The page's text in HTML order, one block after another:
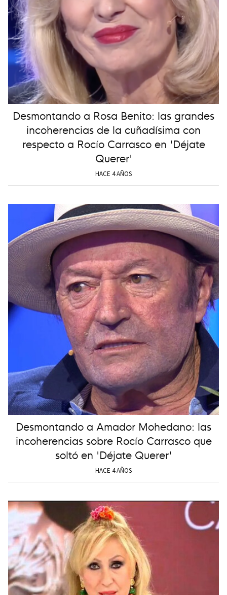
Desmontando a Rosa Benito: las grandes
incoherencias de la cuñadísima con
respecto a Rocío Carrasco en 'Déjate
Querer'
HACE 4 AÑOS
Desmontando a Amador Mohedano: las
incoherencias sobre Rocío Carrasco que
soltó en 'Déjate Querer'
HACE 4 AÑOS